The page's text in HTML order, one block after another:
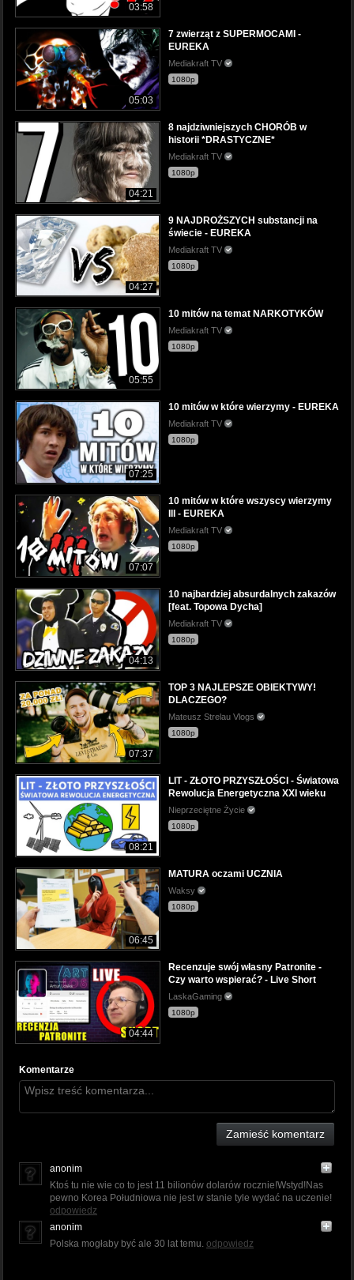
03:58
05:03
7 zwierząt z SUPERMOCAMI -
EUREKA
Mediakraft TV
1080p
04:21
8 najdziwniejszych CHORÓB w
historii *DRASTYCZNE*
Mediakraft TV
1080p
04:27
9 NAJDROŻSZYCH substancji na
świecie - EUREKA
Mediakraft TV
1080p
05:55
10 mitów na temat NARKOTYKÓW
Mediakraft TV
1080p
07:25
10 mitów w które wierzymy - EUREKA
Mediakraft TV
1080p
07:07
10 mitów w które wszyscy wierzymy
III - EUREKA
Mediakraft TV
1080p
04:13
10 najbardziej absurdalnych zakazów
[feat. Topowa Dycha]
Mediakraft TV
1080p
07:37
TOP 3 NAJLEPSZE OBIEKTYWY!
DLACZEGO?
Mateusz Strelau Vlogs
1080p
08:21
LIT - ZŁOTO PRZYSZŁOŚCI - Światowa
Rewolucja Energetyczna XXI wieku
Nieprzeciętne Życie
1080p
06:45
MATURA oczami UCZNIA
Waksy
1080p
04:44
Recenzuje swój własny Patronite -
Czy warto wspierać? - Live Short
LaskaGaming
1080p
Komentarze
Zamieść komentarz
anonim
Ktoś tu nie wie co to jest 11 bilionów dolarów rocznie!Wstyd!Nas
pewno Korea Południowa nie jest w stanie tyle wydać na uczenie!
odpowiedz
anonim
Polska mogłaby być ale 30 lat temu. odpowiedz